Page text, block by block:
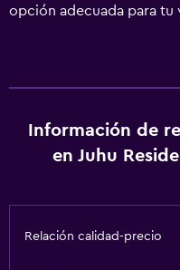
opción adecuada para tu
Información de
en Juhu
Relación calidad-precio